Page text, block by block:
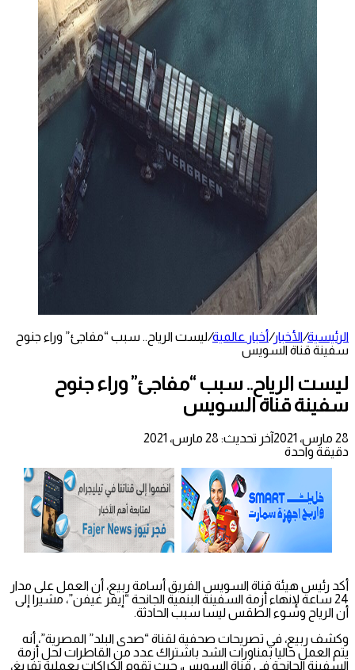
الرئيسية/الأخبار/أخبار عالمية/ليست الرياح.. سبب “مفاجئ” وراء جنوح
سفينة قناة السويس
ليست الرياح.. سبب “مفاجئ” وراء جنوح
سفينة قناة السويس
28 مارس، 2021
آخر تحديث: 28 مارس، 2021
دقيقة واحدة
أكد رئيس هيئة قناة السويس الفريق أسامة ربيع، أن العمل على مدار
24 ساعة لإنهاء أزمة السفينة البنمية الجانحة “إيفر غيفن”، مشيرا إلى
أن الرياح وسوء الطقس ليسا سبب الحادثة.
وكشف ربيع، في تصريحات صحفية لقناة “صدى البلد” المصرية”، أنه
يتم العمل حاليا بمناورات الشد باشتراك عدد من القاطرات لحل أزمة
السفينة الجانحة في قناة السويس، حيث تقوم الكراكات بعملية تفريغ،